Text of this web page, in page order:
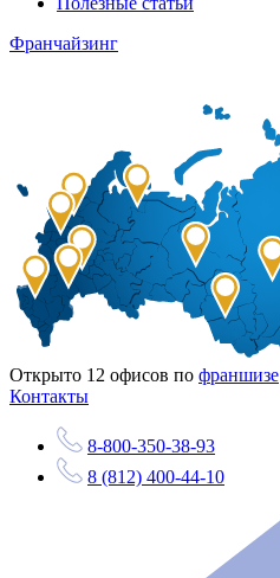
Франчайзинг
Открыто 12 офисов по франшизе
Контакты
8-800-350-38-93
8 (812) 400-44-10